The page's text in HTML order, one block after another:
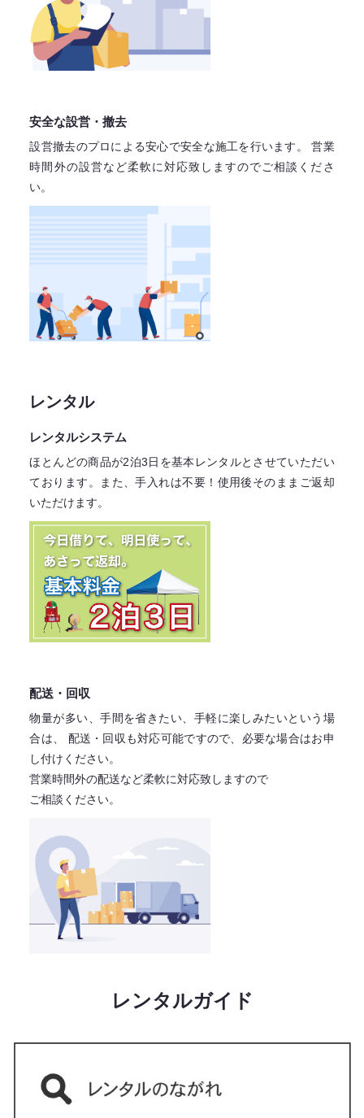
安全な設営・撤去
設営撤去のプロによる安心で安全な施工を行います。
営業
時間外の設営など柔軟に対応致しますのでご相談くださ
い。
レンタル
レンタルシステム
ほとんどの商品が2泊3日を基本レンタルとさせていただい
ております。
また、手入れは不要！ 使用後そのままご返却
いただけます。
配送・回収
物量が多い、手間を省きたい、手軽に楽しみたいという場
合は、
配送・回収も対応可能ですので、必要な場合はお申
し付けください。
営業時間外の配送など柔軟に対応致しますので
ご相談ください。
レンタルガイド